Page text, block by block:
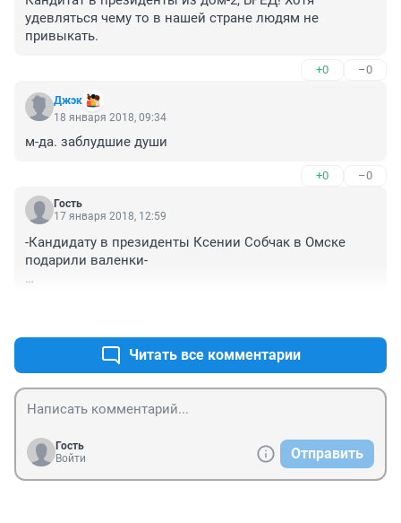
удевляться чему то в нашей стране людям не
привыкать.
+0 –0
Джэк
18 января 2018, 09:34
м-да. заблудшие души
+0 –0
Гость
17 января 2018, 12:59
-Кандидату в президенты Ксении Собчак в Омске
подарили валенки-
Читать все комментарии
Гость
Войти
Отправить